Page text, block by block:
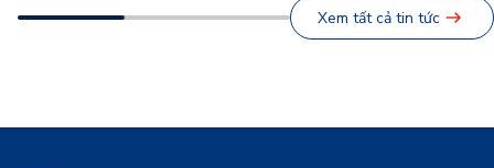
những nguồn thải lớn toàn
cầu, đang chứng kiến sự
Xem tất cả tin tức